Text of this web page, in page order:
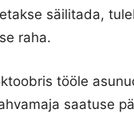
säilitada,
raha.
tööle
saatuse